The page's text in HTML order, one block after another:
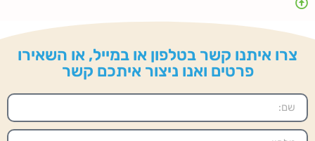
צרו איתנו קשר בטלפון או במייל, או השאירו
פרטים ואנו ניצור איתכם קשר